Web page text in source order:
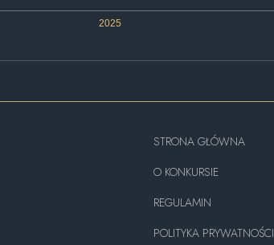
2025
STRONA GŁÓWNA
O KONKURSIE
REGULAMIN
POLITYKA PRYWATNOŚCI